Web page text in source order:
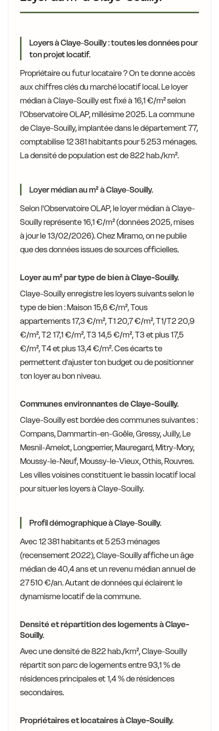
Loyers à Claye-Souilly : toutes les données pour
ton projet locatif.
Propriétaire ou futur locataire ? On te donne accès
aux chiffres clés du marché locatif local. Le loyer
médian à Claye-Souilly est fixé à 16,1 €/m² selon
l'Observatoire OLAP, millésime 2025. La commune
de Claye-Souilly, implantée dans le département 77,
comptabilise 12 381 habitants pour 5 253 ménages.
La densité de population est de 822 hab./km².
Loyer médian au m² à Claye-Souilly.
Selon l'Observatoire OLAP, le loyer médian à Claye-
Souilly représente 16,1 €/m² (données 2025, mises
à jour le 13/02/2026). Chez Miramo, on ne publie
que des données issues de sources officielles.
Loyer au m² par type de bien à Claye-Souilly.
Claye-Souilly enregistre les loyers suivants selon le
type de bien : Maison 15,6 €/m², Tous
appartements 17,3 €/m², T1 20,7 €/m², T1/T2 20,9
€/m², T2 17,1 €/m², T3 14,5 €/m², T3 et plus 17,5
€/m², T4 et plus 13,4 €/m². Ces écarts te
permettent d'ajuster ton budget ou de positionner
ton loyer au bon niveau.
Communes environnantes de Claye-Souilly.
Claye-Souilly est bordée des communes suivantes :
Compans, Dammartin-en-Goële, Gressy, Juilly, Le
Mesnil-Amelot, Longperrier, Mauregard, Mitry-Mory,
Moussy-le-Neuf, Moussy-le-Vieux, Othis, Rouvres.
Les villes voisines constituent le bassin locatif local
pour situer les loyers à Claye-Souilly.
Profil démographique à Claye-Souilly.
Avec 12 381 habitants et 5 253 ménages
(recensement 2022), Claye-Souilly affiche un âge
médian de 40,4 ans et un revenu médian annuel de
27 510 €/an. Autant de données qui éclairent le
dynamisme locatif de la commune.
Densité et répartition des logements à Claye-
Souilly.
Avec une densité de 822 hab./km², Claye-Souilly
répartit son parc de logements entre 93,1 % de
résidences principales et 1,4 % de résidences
secondaires.
Propriétaires et locataires à Claye-Souilly.